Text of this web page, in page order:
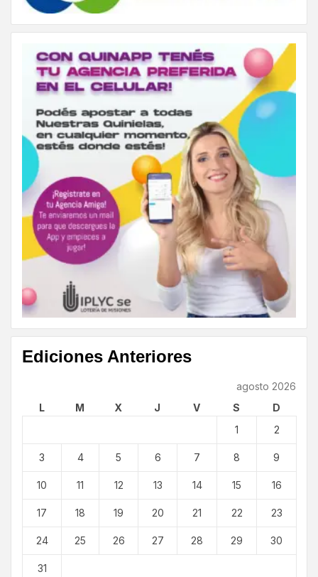
Ediciones Anteriores
agosto 2026
L
M X J V S
D
1
2
3 4 5 6 7 8 9
10 11 12 13 14 15 16
17 18 19 20 21 22 23
24 25 26 27 28 29 30
31